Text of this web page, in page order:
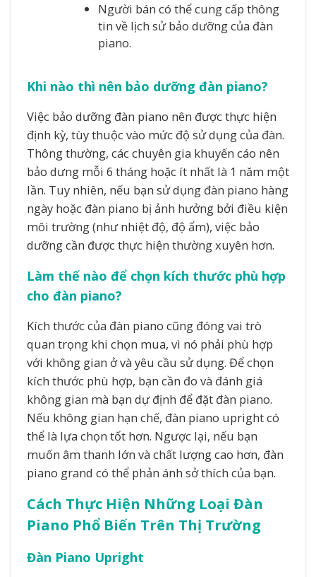
Người bán có thể cung cấp thông
tin về lịch sử bảo dưỡng của đàn
piano.
Khi nào thì nên bảo dưỡng đàn piano?
Việc bảo dưỡng đàn piano nên được thực hiện
định kỳ, tùy thuộc vào mức độ sử dụng của đàn.
Thông thường, các chuyên gia khuyến cáo nên
bảo dưng mỗi 6 tháng hoặc ít nhất là 1 năm một
lần. Tuy nhiên, nếu bạn sử dụng đàn piano hàng
ngày hoặc đàn piano bị ảnh hưởng bởi điều kiện
môi trường (như nhiệt độ, độ ẩm), việc bảo
dưỡng cần được thực hiện thường xuyên hơn.
Làm thế nào để chọn kích thước phù hợp
cho đàn piano?
Kích thước của đàn piano cũng đóng vai trò
quan trọng khi chọn mua, vì nó phải phù hợp
với không gian ở và yêu cầu sử dụng. Để chọn
kích thước phù hợp, bạn cần đo và đánh giá
không gian mà bạn dự định để đặt đàn piano.
Nếu không gian hạn chế, đàn piano upright có
thể là lựa chọn tốt hơn. Ngược lại, nếu bạn
muốn âm thanh lớn và chất lượng cao hơn, đàn
piano grand có thể phản ánh sở thích của bạn.
Cách Thực Hiện Những Loại Đàn
Piano Phổ Biến Trên Thị Trường
Đàn Piano Upright